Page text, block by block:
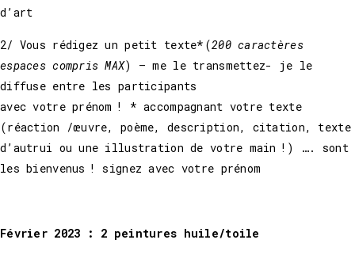
d’art
2/ Vous rédigez un petit texte*(200 caractères
espaces compris MAX) – me le transmettez- je le
diffuse entre les participants
avec votre prénom ! * accompagnant votre texte
(réaction /œuvre, poème, description, citation, texte
d’autrui ou une illustration de votre main !) …. sont
les bienvenus ! signez avec votre prénom
Février 2023 : 2 peintures huile/toile